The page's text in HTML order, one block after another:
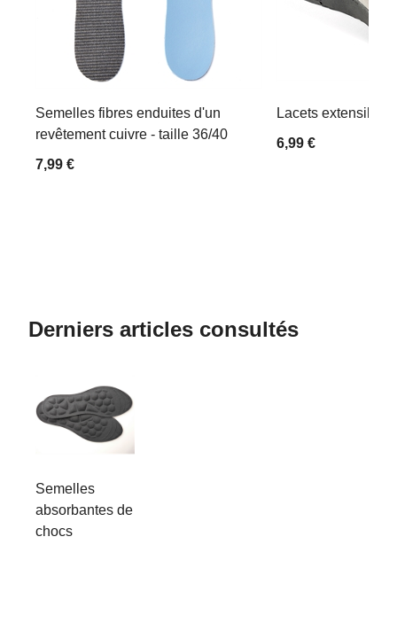
Semelles fibres enduites d'un
revêtement cuivre - taille 36/40
7,99 €
Lacets extensibles
6,99 €
Derniers articles consultés
Semelles
absorbantes de
chocs